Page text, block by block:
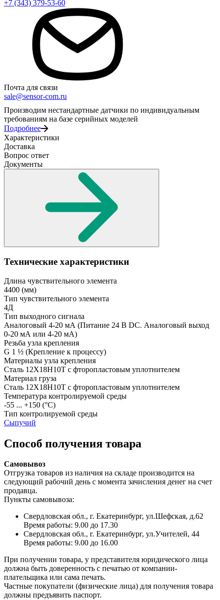
+7 (343) 379-53-60
Почта для связи
sale@sensor-com.ru
Производим нестандартные датчики по индивидуальным
требованиям на базе серийных моделей
Подробнее
Характеристики
Доставка
Вопрос ответ
Документы
Технические характеристики
Длина чувствительного элемента
4400 (мм)
Тип чувствительного элемента
4Д
Тип выходного сигнала
Аналоговый 4-20 мА (Питание 24 В DC. Аналоговый выход
0-20 мА или 4-20 мА)
Резьба узла крепления
G 1 ½ (Крепление к процессу)
Материалы узла крепления
Сталь 12Х18Н10Т с фторопластовым уплотнителем
Материал груза
Сталь 12Х18Н10Т с фторопластовым уплотнителем
Температура контролируемой среды
-55 ... +150 (°С)
Тип контролируемой среды
Сыпучий
Способ получения товара
Самовывоз
Отгрузка товаров из наличия на складе производится на
следующий рабочий день с момента зачисления денег на счет
продавца.
Пункты самовывоза:
Свердловская обл., г. Екатеринбург, ул.Шефская, д.62
Время работы: 9.00 до 17.30
Свердловская обл., г. Екатеринбург, ул.Учителей, 44
Время работы: 9.00 до 16.00
При получении товара, у представителя юридического лица
должна быть доверенность с печатью от компании-
плательщика или сама печать.
Частные покупатели (физические лица) для получения товара
должны предъявить паспорт.